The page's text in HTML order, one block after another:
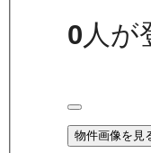
0 人が
物件画像を見